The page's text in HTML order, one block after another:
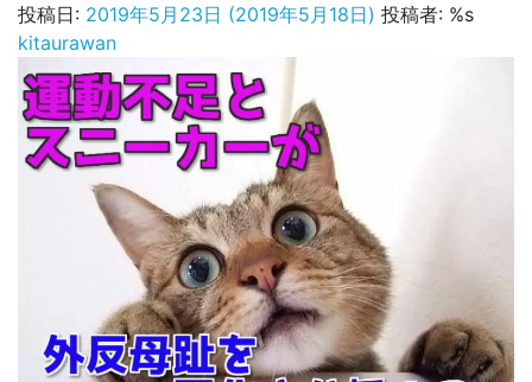
人
な
る
確
率
は
84％！
投稿日: 2019年5月23日 (2019年5月18日) 投稿者: %s
kitaurawan